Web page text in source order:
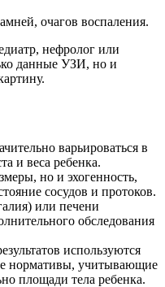
очагов воспаления.
нефролог или
данные УЗИ, но и
варьироваться в
и веса ребенка.
но и эхогенность,
сосудов и протоков.
или печени
обследования
используются
нормативы, учитывающие
площади тела ребенка.